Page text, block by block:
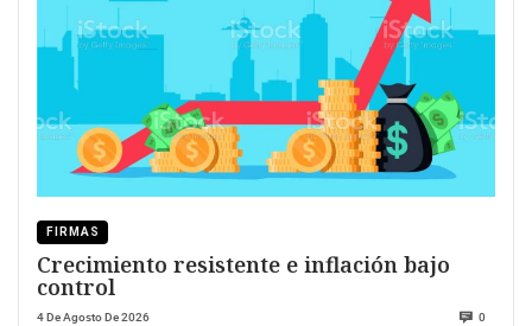
FIRMAS
Crecimiento resistente e inflación bajo
control
4 De Agosto De 2026 0